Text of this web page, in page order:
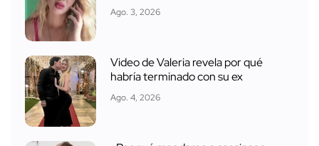
Ago. 3, 2026
Video de Valeria revela por qué
habría terminado con su ex
Ago. 4, 2026